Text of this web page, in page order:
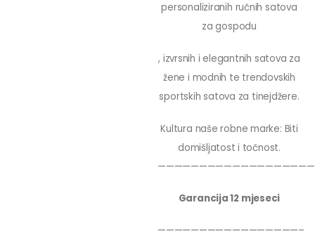
personaliziranih ručnih satova
za gospodu
, izvrsnih i elegantnih satova za
žene i modnih te trendovskih
sportskih satova za tinejdžere.
Kultura naše robne marke: Biti
domišljatost i točnost.
Garancija 12 mjeseci
—————————————————–